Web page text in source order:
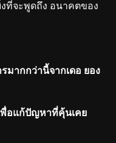
ที่จะพูดถึง อนาคตของ
มากกว่านี้จากเดอ ยอง
พื่อแก้ปัญหาที่คุ้นเคย